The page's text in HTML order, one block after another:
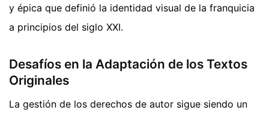
y épica que definió la identidad visual de la franquicia
a principios del siglo XXI.
Desafíos en la Adaptación de los Textos
Originales
La gestión de los derechos de autor sigue siendo un